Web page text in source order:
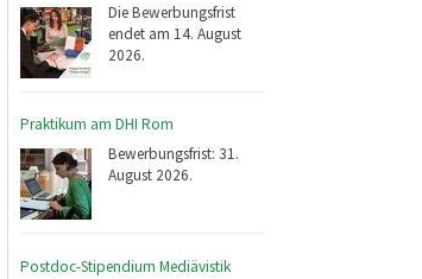
Die Bewerbungsfrist
endet am 14. August
2026.
Praktikum am DHI Rom
Bewerbungsfrist: 31.
August 2026.
Postdoc-Stipendium Mediävistik